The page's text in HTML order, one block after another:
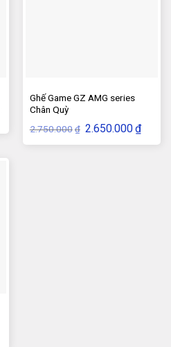
Ghế Game GZ AMG series
Chân Quỳ
2.750.000 ₫ Giá
gốc
là:
2.650.000₫Giá
hiện
tại